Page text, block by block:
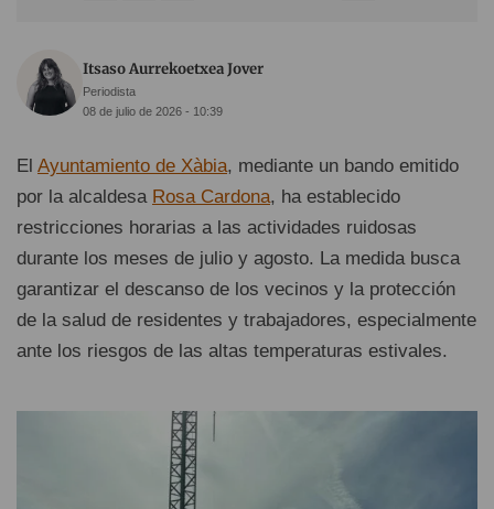
Itsaso Aurrekoetxea Jover
Periodista
08 de julio de 2026 - 10:39
El Ayuntamiento de Xàbia, mediante un bando emitido
por la alcaldesa Rosa Cardona, ha establecido
restricciones horarias a las actividades ruidosas
durante los meses de julio y agosto. La medida busca
garantizar el descanso de los vecinos y la protección
de la salud de residentes y trabajadores, especialmente
ante los riesgos de las altas temperaturas estivales.